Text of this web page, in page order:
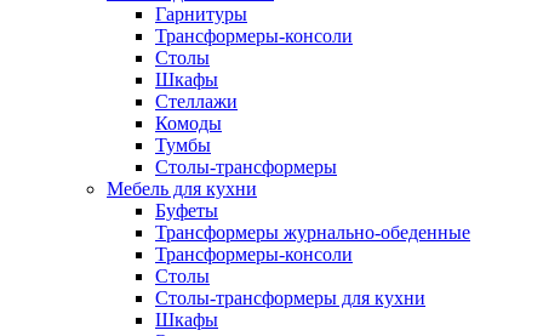
Гарнитуры
Трансформеры-консоли
Столы
Шкафы
Стеллажи
Комоды
Тумбы
Столы-трансформеры
Мебель для кухни
Буфеты
Трансформеры журнально-обеденные
Трансформеры-консоли
Столы
Столы-трансформеры для кухни
Шкафы